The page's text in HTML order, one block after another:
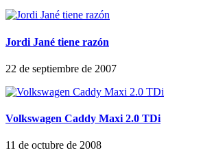
Jordi Jané tiene razón
22 de septiembre de 2007
Volkswagen Caddy Maxi 2.0 TDi
11 de octubre de 2008